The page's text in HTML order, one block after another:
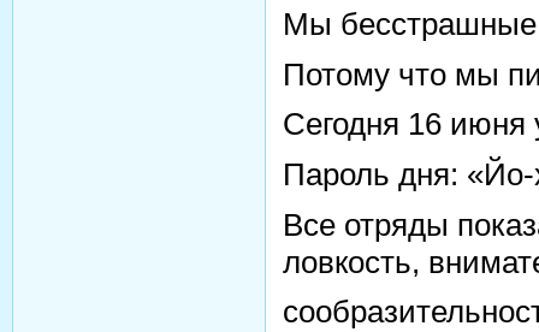
Мы бесстрашные
Потому что мы
Сегодня 16 июня
Пароль дня: «Йо-
Все отряды
ловкость,